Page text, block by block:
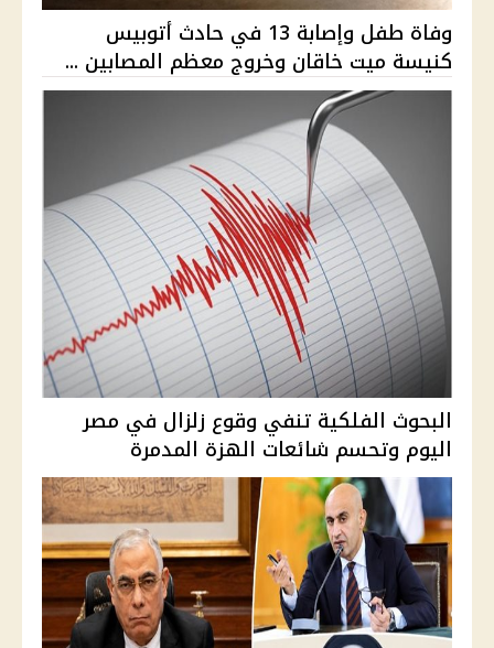
وفاة طفل وإصابة 13 في حادث أتوبيس
كنيسة ميت خاقان وخروج معظم المصابين ...
البحوث الفلكية تنفي وقوع زلزال في مصر
اليوم وتحسم شائعات الهزة المدمرة